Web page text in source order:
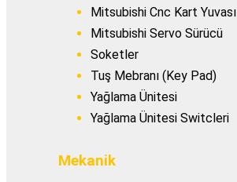
Mitsubishi Cnc Kart Yuvası
Mitsubishi Servo Sürücü
Soketler
Tuş Mebranı (Key Pad)
Yağlama Ünitesi
Yağlama Ünitesi Switcleri
Mekanik